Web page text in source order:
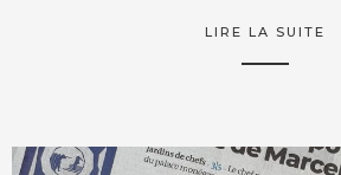
LIRE LA SUITE